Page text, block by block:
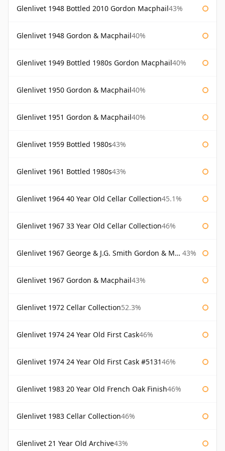
Glenlivet 1948 Bottled 2010 Gordon Macphail43%
Glenlivet 1948 Gordon & Macphail40%
Glenlivet 1949 Bottled 1980s Gordon Macphail40%
Glenlivet 1950 Gordon & Macphail40%
Glenlivet 1951 Gordon & Macphail40%
Glenlivet 1959 Bottled 1980s43%
Glenlivet 1961 Bottled 1980s43%
Glenlivet 1964 40 Year Old Cellar Collection45.1%
Glenlivet 1967 33 Year Old Cellar Collection46%
Glenlivet 1967 George & J.G. Smith Gordon & Macphail 43%
Glenlivet 1967 Gordon & Macphail43%
Glenlivet 1972 Cellar Collection52.3%
Glenlivet 1974 24 Year Old First Cask46%
Glenlivet 1974 24 Year Old First Cask #513146%
Glenlivet 1983 20 Year Old French Oak Finish46%
Glenlivet 1983 Cellar Collection46%
Glenlivet 21 Year Old Archive43%